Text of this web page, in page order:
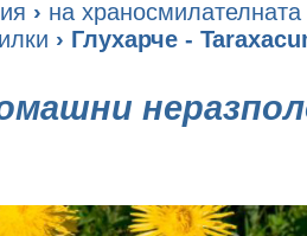
› на
› Глухарче -